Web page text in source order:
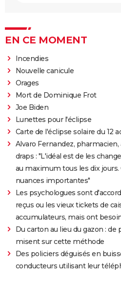
EN CE MOMENT
Incendies
Nouvelle canicule
Orages
Mort de Dominique Frot
Joe Biden
Lunettes pour l'éclipse
Carte de l'éclipse solaire du 12
Alvaro Fernandez, pharmacien,
draps : "L'idéal est de les
au maximum tous les dix jours.
nuances importantes"
Les psychologues sont
reçus ou les vieux tickets de
accumulateurs, mais ont
Du carton au lieu du gazon :
misent sur cette méthode
Des policiers déguisés en
conducteurs utilisant leur